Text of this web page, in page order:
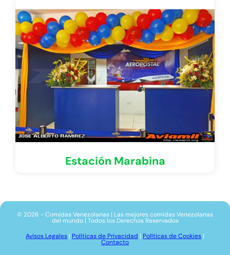
Estación Marabina
© 2026 - Comidas Venezolanas | Las mejores comidas Venezolanas
del mundo | Todos los Derechos Reservados
Avisos Legales | Políticas de Privacidad | Políticas de Cookies |
Contacto